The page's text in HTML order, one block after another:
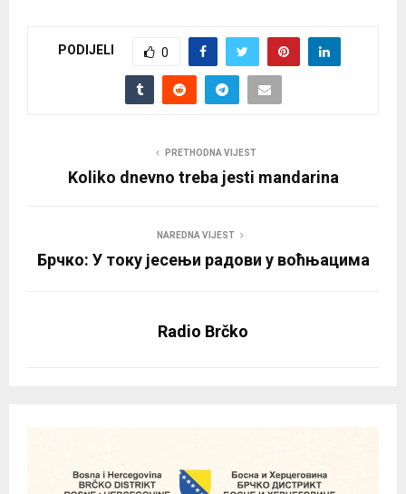
PODIJELI 0
PRETHODNA VIJEST
Koliko dnevno treba jesti mandarina
NAREDNA VIJEST
Брчко: У току јесењи радови у воћњацима
Radio Brčko